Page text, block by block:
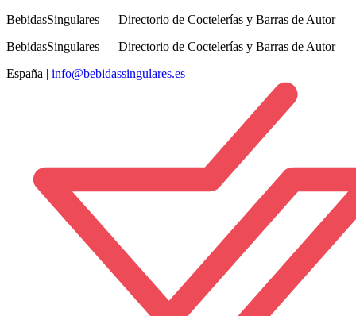
BebidasSingulares — Directorio de Coctelerías y Barras de Autor
BebidasSingulares — Directorio de Coctelerías y Barras de Autor
España | info@bebidassingulares.es